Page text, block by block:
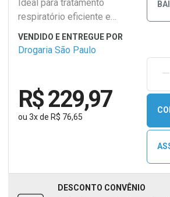
Ideal para tratamento
respiratório eficiente e
Drogaria São Paulo
R$ 229,97
ou 3xde R$ 76,65
DESCONTO CONVÊNIO